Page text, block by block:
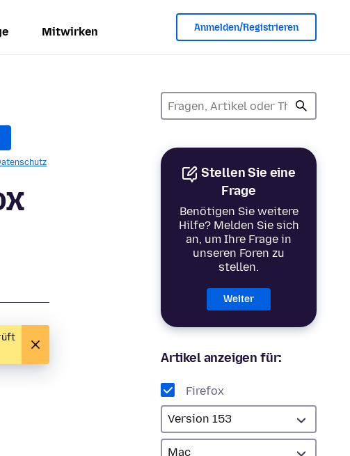
Mitwirken Anmelden/Registrieren
Stellen Sie eine
Frage
Benötigen Sie weitere
Hilfe? Melden Sie sich
an, um Ihre Frage in
unseren Foren zu
stellen.
Weiter
Artikel anzeigen für:
Firefox